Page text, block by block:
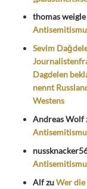
thomas weigle
Sevim
Dagdelen
nennt
Westens
Andreas Wolf
AlfzuWer die